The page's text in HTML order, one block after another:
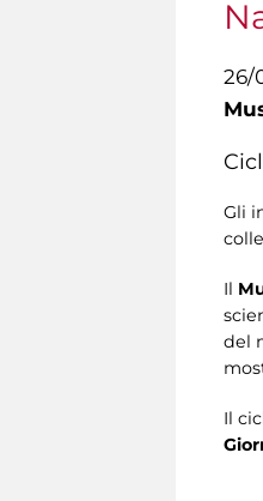
26/
Gli
Il
del
Il